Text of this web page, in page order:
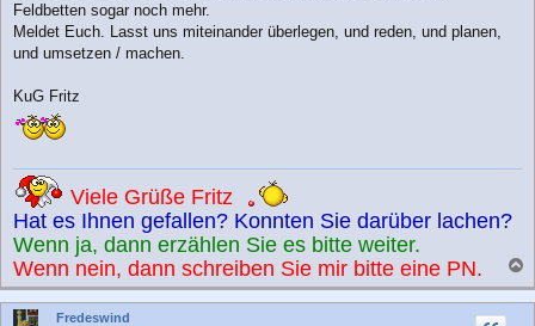
Feldbetten sogar noch mehr.
Meldet Euch. Lasst uns miteinander überlegen, und reden, und planen,
und umsetzen / machen.
KuG Fritz
Viele Grüße Fritz
Hat es Ihnen gefallen? Konnten Sie darüber lachen?
Wenn ja, dann erzählen Sie es bitte weiter.
Wenn nein, dann schreiben Sie mir bitte eine PN.
a
c
Fredeswind